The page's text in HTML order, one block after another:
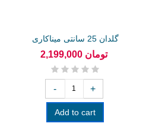
گلدان 25 سانتی میناکاری
2,199,000 تومان
- +
Add to cart